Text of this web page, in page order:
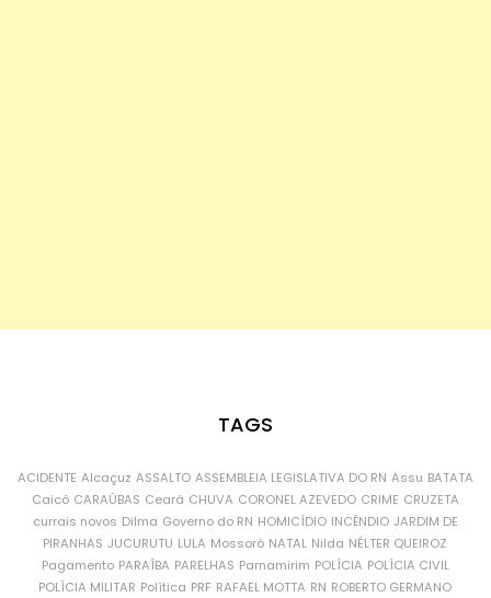
TAGS
ACIDENTE Alcaçuz ASSALTO ASSEMBLEIA LEGISLATIVA DO RN Assu BATATA
Caicó CARAÚBAS Ceará CHUVA CORONEL AZEVEDO CRIME CRUZETA
currais novos Dilma Governo do RN HOMICÍDIO INCÊNDIO JARDIM DE
PIRANHAS JUCURUTU LULA Mossoró NATAL Nilda NÉLTER QUEIROZ
Pagamento PARAÍBA PARELHAS Parnamirim POLÍCIA POLÍCIA CIVIL
POLÍCIA MILITAR Política PRF RAFAEL MOTTA RN ROBERTO GERMANO